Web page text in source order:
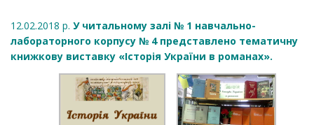
12.02.2018 р. У читальному залі № 1 навчально-
лабораторного корпусу № 4 представлено тематичну
книжкову виставку «Історія України в романах».